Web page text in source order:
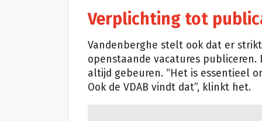
Verplichting tot
Vandenberghe stelt ook dat er
openstaande vacatures
altijd gebeuren. “Het is essentieel
Ook de VDAB vindt dat”, klinkt het.